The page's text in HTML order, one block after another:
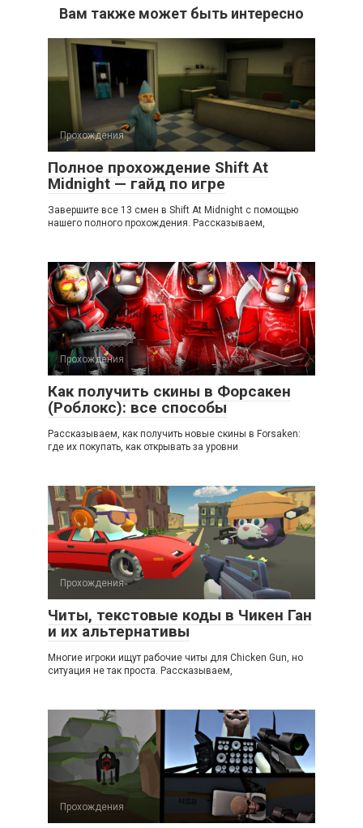
Вам также может быть интересно
Прохождения
Полное прохождение Shift At
Midnight — гайд по игре
Завершите все 13 смен в Shift At Midnight с помощью
нашего полного прохождения. Рассказываем,
Прохождения
Как получить скины в Форсакен
(Роблокс): все способы
Рассказываем, как получить новые скины в Forsaken:
где их покупать, как открывать за уровни
Прохождения
Читы, текстовые коды в Чикен Ган
и их альтернативы
Многие игроки ищут рабочие читы для Chicken Gun, но
ситуация не так проста. Рассказываем,
Прохождения